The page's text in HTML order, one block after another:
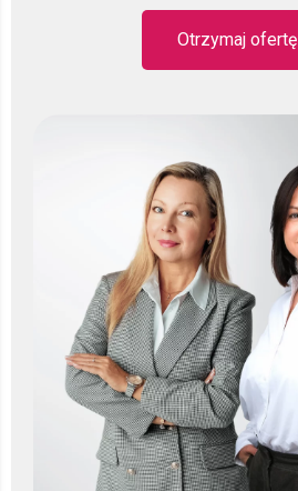
Otrzymaj ofertę